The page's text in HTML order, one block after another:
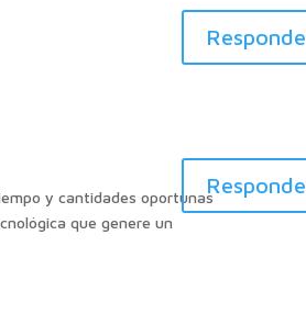
y cantidades oportunas
que genere un